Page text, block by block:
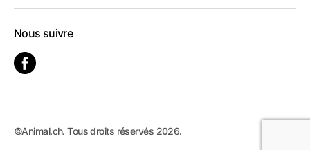
Nous suivre
©Animal.ch. Tous droits réservés 2026.